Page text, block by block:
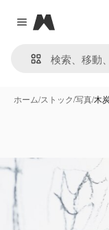
Close menu
Magnific
ホーム/ストック/写真/木